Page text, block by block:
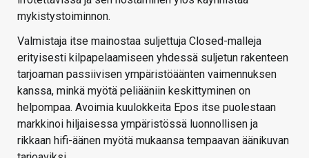
mykistystoiminnon.
Valmistaja itse mainostaa suljettuja Closed-malleja
erityisesti kilpapelaamiseen yhdessä suljetun rakenteen
tarjoaman passiivisen ympäristöäänten vaimennuksen
kanssa, minkä myötä peliääniin keskittyminen on
helpompaa. Avoimia kuulokkeita Epos itse puolestaan
markkinoi hiljaisessa ympäristössä luonnollisen ja
rikkaan hifi-äänen myötä mukaansa tempaavan äänikuvan